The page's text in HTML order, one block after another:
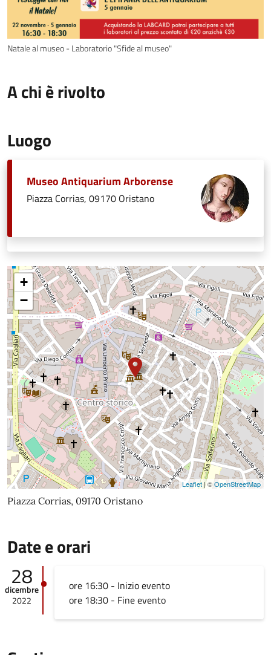
Natale al museo - Laboratorio "Sfide al museo"
A chi è rivolto
Luogo
Museo Antiquarium Arborense
Piazza Corrias, 09170 Oristano
+
−
Leaflet | ©OpenStreetMap
Piazza Corrias, 09170 Oristano
Date e orari
28
dicembre
2022
ore 16:30 - Inizio evento
ore 18:30 - Fine evento